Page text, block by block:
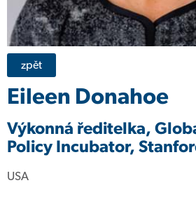
zpět
Eileen Donahoe
Výkonná ředitelka,
Policy Incubator,
USA